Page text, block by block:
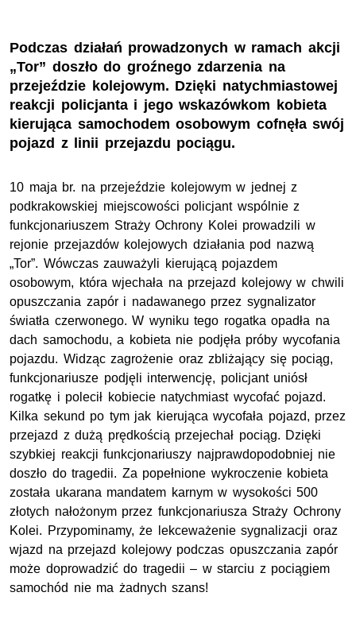
Podczas działań prowadzonych w ramach akcji
„Tor” doszło do groźnego zdarzenia na
przejeździe kolejowym. Dzięki natychmiastowej
reakcji policjanta i jego wskazówkom kobieta
kierująca samochodem osobowym cofnęła swój
pojazd z linii przejazdu pociągu.
10 maja br. na przejeździe kolejowym w jednej z
podkrakowskiej miejscowości policjant wspólnie z
funkcjonariuszem Straży Ochrony Kolei prowadzili w
rejonie przejazdów kolejowych działania pod nazwą
„Tor”. Wówczas zauważyli kierującą pojazdem
osobowym, która wjechała na przejazd kolejowy w chwili
opuszczania zapór i nadawanego przez sygnalizator
światła czerwonego. W wyniku tego rogatka opadła na
dach samochodu, a kobieta nie podjęła próby wycofania
pojazdu. Widząc zagrożenie oraz zbliżający się pociąg,
funkcjonariusze podjęli interwencję, policjant uniósł
rogatkę i polecił kobiecie natychmiast wycofać pojazd.
Kilka sekund po tym jak kierująca wycofała pojazd, przez
przejazd z dużą prędkością przejechał pociąg. Dzięki
szybkiej reakcji funkcjonariuszy najprawdopodobniej nie
doszło do tragedii. Za popełnione wykroczenie kobieta
została ukarana mandatem karnym w wysokości 500
złotych nałożonym przez funkcjonariusza Straży Ochrony
Kolei. Przypominamy, że lekceważenie sygnalizacji oraz
wjazd na przejazd kolejowy podczas opuszczania zapór
może doprowadzić do tragedii – w starciu z pociągiem
samochód nie ma żadnych szans!